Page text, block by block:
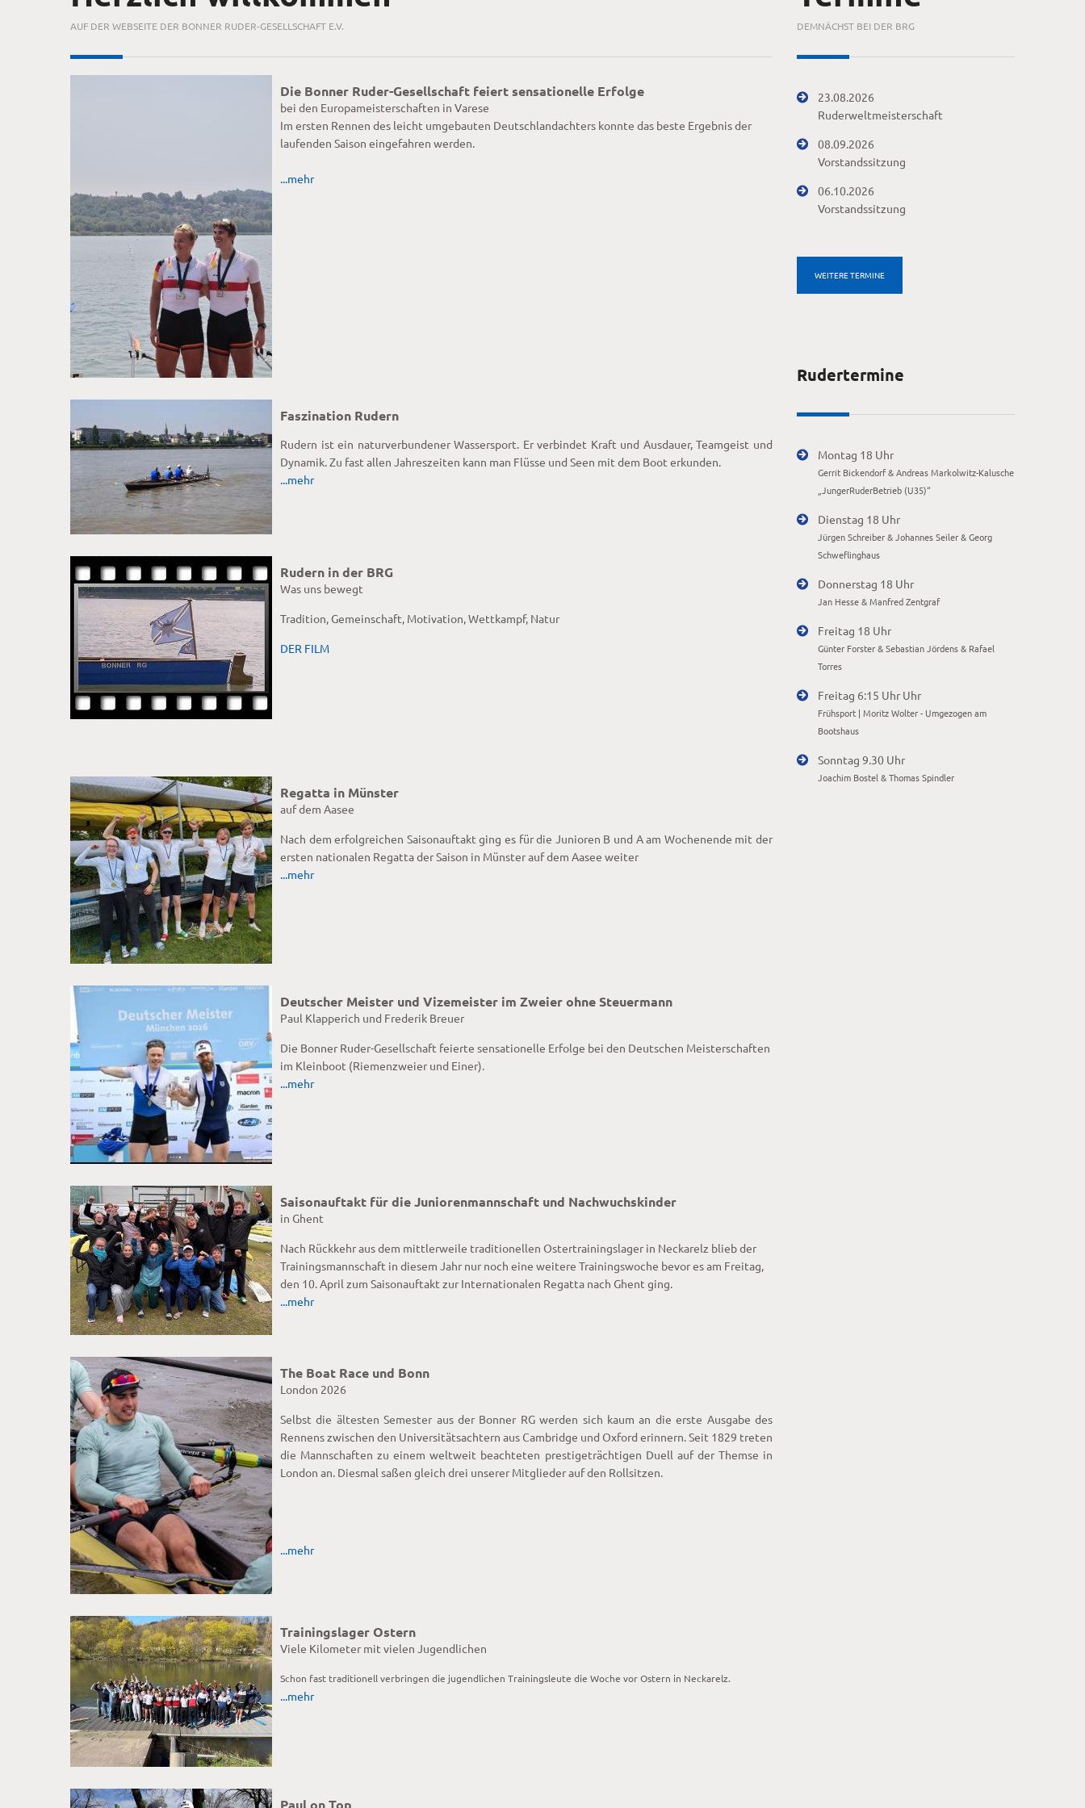
AUF DER WEBSEITE DER BONNER RUDER-GESELLSCHAFT E.V.
Die Bonner Ruder-Gesellschaft feiert sensationelle Erfolge
bei den Europameisterschaften in Varese
Im ersten Rennen des leicht umgebauten Deutschlandachters konnte das beste Ergebnis der
laufenden Saison eingefahren werden.
...mehr
Faszination Rudern
Rudern ist ein naturverbundener Wassersport. Er verbindet Kraft und Ausdauer, Teamgeist und
Dynamik. Zu fast allen Jahreszeiten kann man Flüsse und Seen mit dem Boot erkunden.
...mehr
Rudern in der BRG
Was uns bewegt
Tradition, Gemeinschaft, Motivation, Wettkampf, Natur
DER FILM
Regatta in Münster
auf dem Aasee
Nach dem erfolgreichen Saisonauftakt ging es für die Junioren B und A am Wochenende mit der
ersten nationalen Regatta der Saison in Münster auf dem Aasee weiter
...mehr
Deutscher Meister und Vizemeister im Zweier ohne Steuermann
Paul Klapperich und Frederik Breuer
Die Bonner Ruder-Gesellschaft feierte sensationelle Erfolge bei den Deutschen Meisterschaften
im Kleinboot (Riemenzweier und Einer).
...mehr
Saisonauftakt für die Juniorenmannschaft und Nachwuchskinder
in Ghent
Nach Rückkehr aus dem mittlerweile traditionellen Ostertrainingslager in Neckarelz blieb der
Trainingsmannschaft in diesem Jahr nur noch eine weitere Trainingswoche bevor es am Freitag,
den 10. April zum Saisonauftakt zur Internationalen Regatta nach Ghent ging.
...mehr
The Boat Race und Bonn
London 2026
Selbst die ältesten Semester aus der Bonner RG werden sich kaum an die erste Ausgabe des
Rennens zwischen den Universitätsachtern aus Cambridge und Oxford erinnern. Seit 1829 treten
die Mannschaften zu einem weltweit beachteten prestigeträchtigen Duell auf der Themse in
London an. Diesmal saßen gleich drei unserer Mitglieder auf den Rollsitzen.
...mehr
Trainingslager Ostern
Viele Kilometer mit vielen Jugendlichen
Schon fast traditionell verbringen die jugendlichen Trainingsleute die Woche vor Ostern in Neckarelz.
...mehr
Paul on Top
DEMNÄCHST BEI DER BRG
23.08.2026
Ruderweltmeisterschaft
08.09.2026
Vorstandssitzung
06.10.2026
Vorstandssitzung
WEITERE TERMINE
Rudertermine
Montag 18 Uhr
Gerrit Bickendorf & Andreas Markolwitz-Kalusche
„JungerRuderBetrieb (U35)“
Dienstag 18 Uhr
Jürgen Schreiber & Johannes Seiler & Georg
Schweflinghaus
Donnerstag 18 Uhr
Jan Hesse & Manfred Zentgraf
Freitag 18 Uhr
Günter Forster & Sebastian Jördens & Rafael
Torres
Freitag 6:15 Uhr Uhr
Frühsport | Moritz Wolter - Umgezogen am
Bootshaus
Sonntag 9.30 Uhr
Joachim Bostel & Thomas Spindler